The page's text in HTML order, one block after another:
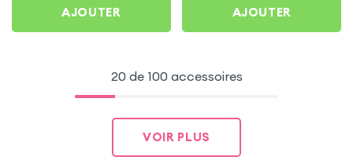
AJOUTER AJOUTER
20 de 100 accessoires
VOIR PLUS